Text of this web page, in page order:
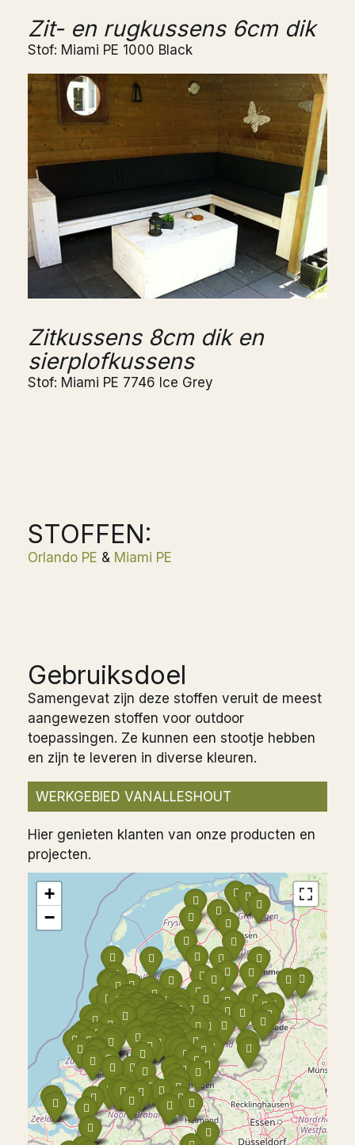
Zit- en rugkussens 6cm dik
Stof: Miami PE 1000 Black
Zitkussens 8cm dik en
sierplofkussens
Stof: Miami PE 7746 Ice Grey
STOFFEN:
Orlando PE & Miami PE
Gebruiksdoel
Samengevat zijn deze stoffen veruit de meest
aangewezen stoffen voor outdoor
toepassingen. Ze kunnen een stootje hebben
en zijn te leveren in diverse kleuren.
WERKGEBIED VANALLESHOUT
Hier genieten klanten van onze producten en
projecten.
+
−